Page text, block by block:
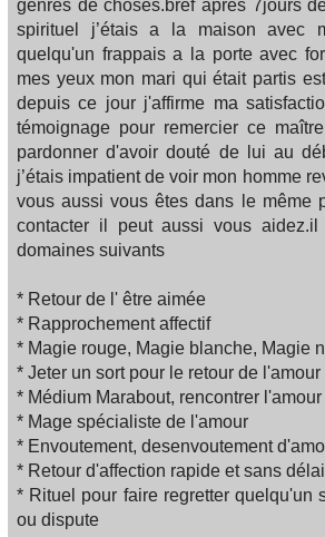
genres de choses.bref après 7jours
spirituel j’étais a la maison avec
quelqu'un frappais a la porte avec
mes yeux mon mari qui était partis
depuis ce jour j'affirme ma
témoignage pour remercier ce
pardonner d'avoir douté de lui au
j’étais impatient de voir mon homme
vous aussi vous êtes dans le même
contacter il peut aussi vous
domaines suivants
* Retour de l' être aimée
* Rapprochement affectif
* Magie rouge, Magie blanche, Magie
* Jeter un sort pour le retour de l'amour
* Médium Marabout, rencontrer l'amour
* Mage spécialiste de l'amour
* Envoutement, desenvoutement
* Retour d'affection rapide et sans
* Rituel pour faire regretter quelqu'un
ou dispute